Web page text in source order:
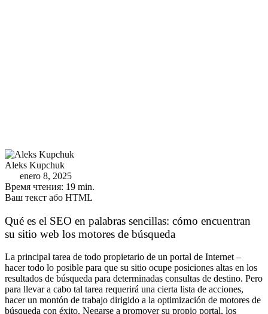
Aleks Kupchuk
enero 8, 2025
Время чтения: 19 min.
Ваш текст або HTML
Qué es el SEO en palabras sencillas: cómo encuentran
su sitio web los motores de búsqueda
La principal tarea de todo propietario de un portal de Internet –
hacer todo lo posible para que su sitio ocupe posiciones altas en los
resultados de búsqueda para determinadas consultas de destino. Pero
para llevar a cabo tal tarea requerirá una cierta lista de acciones,
hacer un montón de trabajo dirigido a la optimización de motores de
búsqueda con éxito. Negarse a promover su propio portal, los